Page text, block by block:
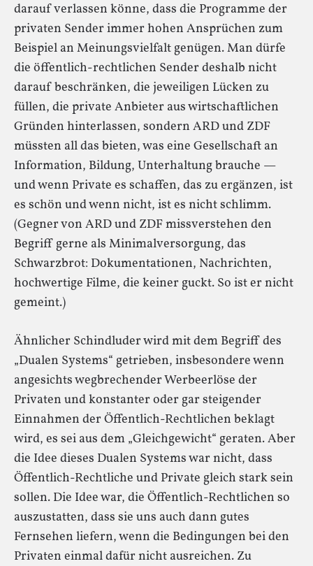
darauf verlassen könne, dass die Programme der
privaten Sender immer hohen Ansprüchen zum
Beispiel an Meinungsvielfalt genügen. Man dürfe
die öffentlich-rechtlichen Sender deshalb nicht
darauf beschränken, die jeweiligen Lücken zu
füllen, die private Anbieter aus wirtschaftlichen
Gründen hinterlassen, sondern ARD und ZDF
müssten all das bieten, was eine Gesellschaft an
Information, Bildung, Unterhaltung brauche —
und wenn Private es schaffen, das zu ergänzen, ist
es schön und wenn nicht, ist es nicht schlimm.
(Gegner von ARD und ZDF missverstehen den
Begriff gerne als Minimalversorgung, das
Schwarzbrot: Dokumentationen, Nachrichten,
hochwertige Filme, die keiner guckt. So ist er nicht
gemeint.)
Ähnlicher Schindluder wird mit dem Begriff des
„Dualen Systems“ getrieben, insbesondere wenn
angesichts wegbrechender Werbeerlöse der
Privaten und konstanter oder gar steigender
Einnahmen der Öffentlich-Rechtlichen beklagt
wird, es sei aus dem „Gleichgewicht“ geraten. Aber
die Idee dieses Dualen Systems war nicht, dass
Öffentlich-Rechtliche und Private gleich stark sein
sollen. Die Idee war, die Öffentlich-Rechtlichen so
auszustatten, dass sie uns auch dann gutes
Fernsehen liefern, wenn die Bedingungen bei den
Privaten einmal dafür nicht ausreichen. Zu